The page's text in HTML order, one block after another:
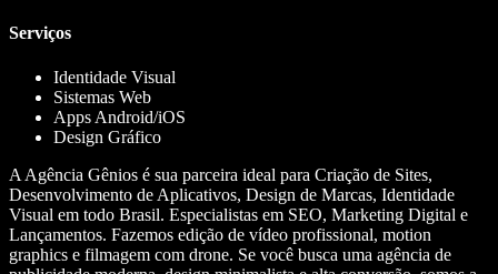
Serviços
Identidade Visual
Sistemas Web
Apps Android/iOS
Design Gráfico
A Agência Gênios é sua parceira ideal para Criação de Sites,
Desenvolvimento de Aplicativos, Design de Marcas, Identidade
Visual em todo Brasil. Especialistas em SEO, Marketing Digital e
Lançamentos. Fazemos edição de vídeo profissional, motion
graphics e filmagem com drone. Se você busca uma agência de